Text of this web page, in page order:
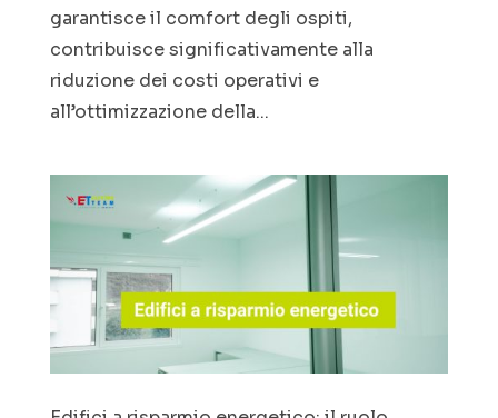
garantisce il comfort degli ospiti,
contribuisce significativamente alla
riduzione dei costi operativi e
all’ottimizzazione della...